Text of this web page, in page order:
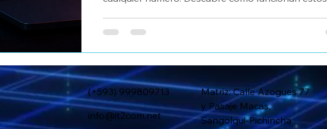
(+593) 999809713
info@it2com.net
Matriz: Calle Azogues 77
y Pasaje Macas,
Sangolqui-Pichincha